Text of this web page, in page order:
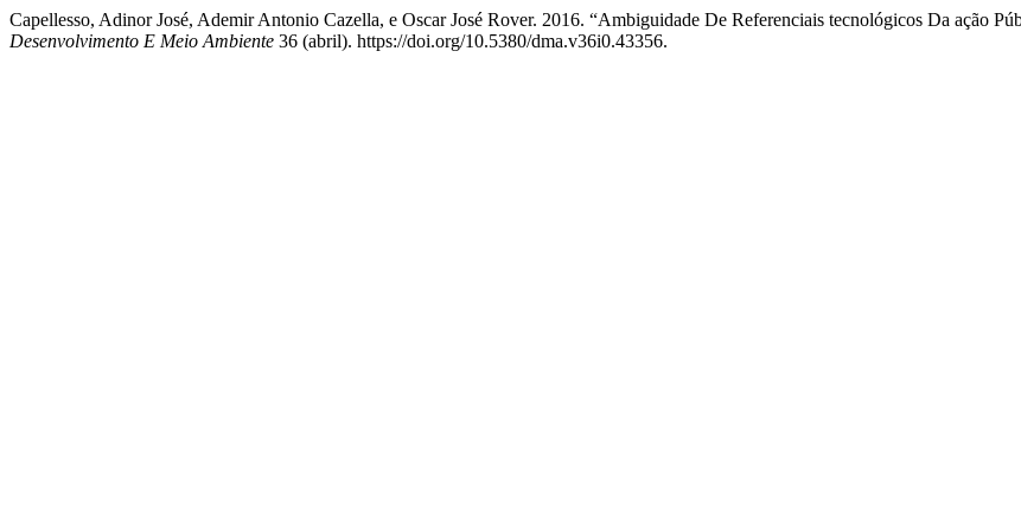
Capellesso, Adinor José, Ademir Antonio Cazella, e Oscar José Rover. 2016. “Ambiguidade De Referenciais tecnológicos Da ação
Desenvolvimento E Meio Ambiente 36 (abril). https://doi.org/10.5380/dma.v36i0.43356.